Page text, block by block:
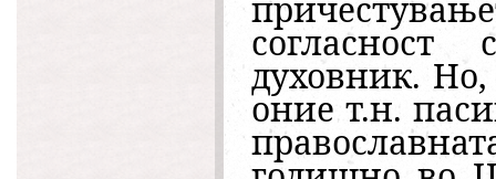
духовник. Но,
оние т.н.